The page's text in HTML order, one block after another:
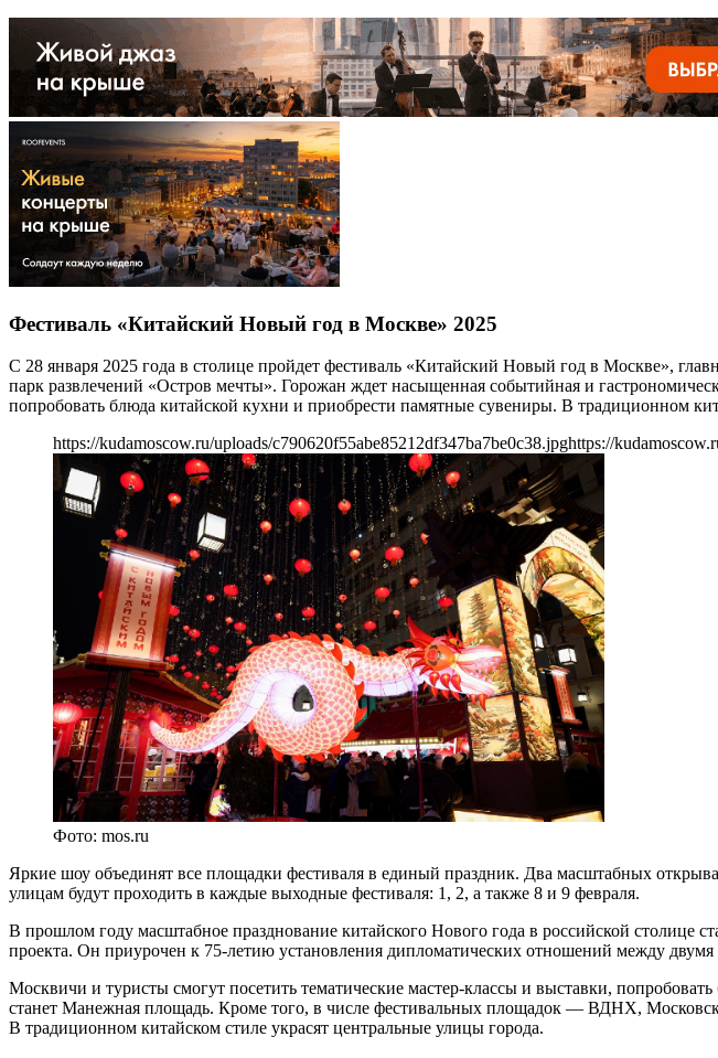
Фестиваль «Китайский Новый год в Москве» 2025
С 28 января 2025 года в столице пройдет фестиваль «Китайский Новый год в Москве»,
парк развлечений «Остров мечты». Горожан ждет насыщенная событийная и
попробовать блюда китайской кухни и приобрести памятные сувениры. В традиционном
https://kudamoscow.ru/uploads/c790620f55abe85212df347ba7be0c38.jpghttps://
Фото: mos.ru
Яркие шоу объединят все площадки фестиваля в единый праздник. Два масштабных
улицам будут проходить в каждые выходные фестиваля: 1, 2, а также 8 и 9 февраля.
В прошлом году масштабное празднование китайского Нового года в российской столице
проекта. Он приурочен к 75-летию установления дипломатических отношений между
Москвичи и туристы смогут посетить тематические мастер-классы и выставки,
станет Манежная площадь. Кроме того, в числе фестивальных площадок — ВДНХ,
В традиционном китайском стиле украсят центральные улицы города.